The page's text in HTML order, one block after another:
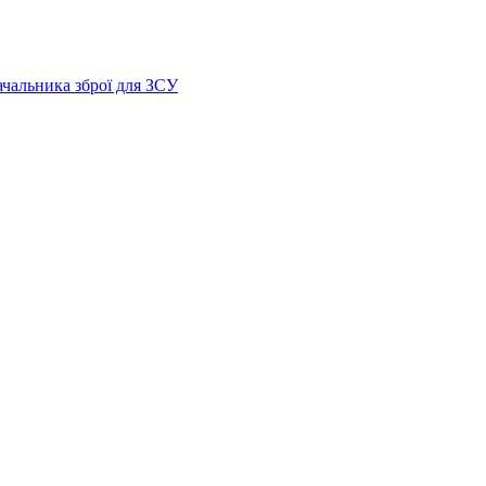
зброї для ЗСУ